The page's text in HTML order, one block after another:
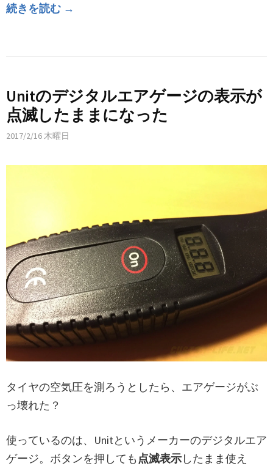
続きを読む →
Unitのデジタルエアゲージの表示が
点滅したままになった
2017/2/16 木曜日
タイヤの空気圧を測ろうとしたら、エアゲージがぶ
っ壊れた？
使っているのは、Unitというメーカーのデジタルエア
ゲージ。ボタンを押しても 点滅表示したまま使え